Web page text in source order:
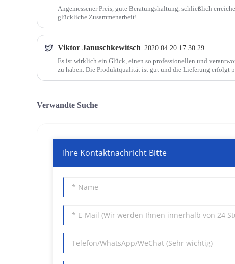
Angemessener Preis, gute Beratungshaltung, schließlich
glückliche Zusammenarbeit!
Viktor Januschkewitsch 2020.04.20 17:30:29
Es ist wirklich ein Glück, einen so professionellen und
zu haben. Die Produktqualität ist gut und die Lieferung erfolgt
Verwandte Suche
Ihre Kontaktnachricht Bitte